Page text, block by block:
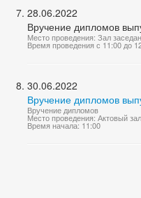
28.06.2022
Вручение дипломов
Место проведения: Зал
Время проведения с 11:00 до
30.06.2022
Вручение дипломов
Вручение дипломов
Место проведения: Актовый
Время начала: 11:00